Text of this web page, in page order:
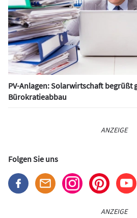
PV-Anlagen: Solarwirtschaft begrüßt
Bürokratieabbau
ANZEIGE
Folgen Sie uns
ANZEIGE